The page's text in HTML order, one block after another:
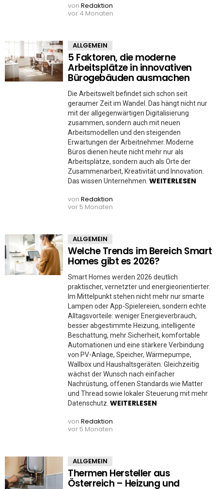
von Redaktion
vor 4 Monaten
ALLGEMEIN
5 Faktoren, die moderne
Arbeitsplätze in innovativen
Bürogebäuden ausmachen
Die Arbeitswelt befindet sich schon seit
geraumer Zeit im Wandel. Das hängt nicht nur
mit der allgegenwärtigen Digitalisierung
zusammen, sondern auch mit neuen
Arbeitsmodellen und den steigenden
Erwartungen der Arbeitnehmer. Moderne
Büros dienen heute nicht mehr nur als
Arbeitsplätze, sondern auch als Orte der
Zusammenarbeit, Kreativität und Innovation.
Das wissen Unternehmen. WEITERLESEN
von Redaktion
vor 5 Monaten
ALLGEMEIN
Welche Trends im Bereich Smart
Homes gibt es 2026?
Smart Homes werden 2026 deutlich
praktischer, vernetzter und energieorientierter.
Im Mittelpunkt stehen nicht mehr nur smarte
Lampen oder App-Spielereien, sondern echte
Alltagsvorteile: weniger Energieverbrauch,
besser abgestimmte Heizung, intelligente
Beschattung, mehr Sicherheit, komfortable
Automationen und eine stärkere Verbindung
von PV-Anlage, Speicher, Wärmepumpe,
Wallbox und Haushaltsgeräten. Gleichzeitig
wächst der Wunsch nach einfacher
Nachrüstung, offenen Standards wie Matter
und Thread sowie lokaler Steuerung mit mehr
Datenschutz. WEITERLESEN
von Redaktion
vor 5 Monaten
ALLGEMEIN
Thermen Hersteller aus
Österreich – Heizung und